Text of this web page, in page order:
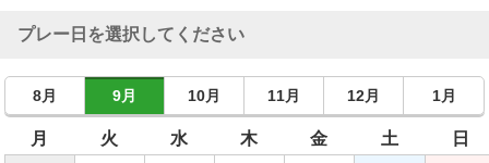
プレー日を選択してください
8月 9月 10月 11月 12月 1月
月 火 水 木 金 土
日